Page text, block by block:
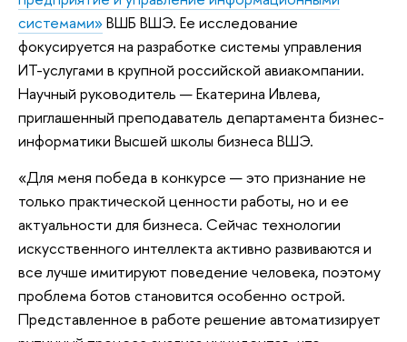
системами»ВШБ ВШЭ. Ее исследование
фокусируется на разработке системы управления
ИТ-услугами в крупной российской авиакомпании.
Научный руководитель — Екатерина Ивлева,
приглашенный преподаватель департамента бизнес-
информатики Высшей школы бизнеса ВШЭ.
«Для меня победа в конкурсе — это признание не
только практической ценности работы, но и ее
актуальности для бизнеса. Сейчас технологии
искусственного интеллекта активно развиваются и
все лучше имитируют поведение человека, поэтому
проблема ботов становится особенно острой.
Представленное в работе решение автоматизирует